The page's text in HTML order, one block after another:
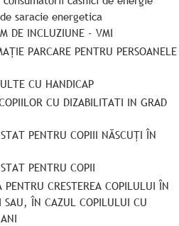
saracie energetica
DE INCLUZIUNE - VMI
PARCARE PENTRU PERSOANELE
CU HANDICAP
CU DIZABILITATI IN GRAD
PENTRU COPIII NĂSCUȚI ÎN
PENTRU COPII
CRESTEREA COPILULUI ÎN
ÎN CAZUL COPILULUI CU